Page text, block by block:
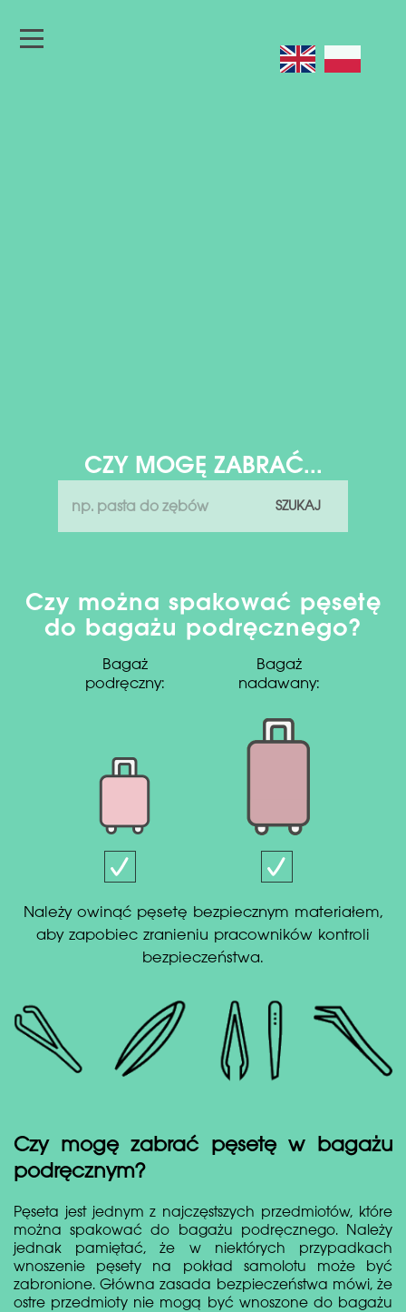
CZY MOGĘ ZABRAĆ...
SZUKAJ
Czy można spakować pęsetę
do bagażu podręcznego?
Bagaż
podręczny:
Bagaż
nadawany:
Należy owinąć pęsetę bezpiecznym materiałem,
aby zapobiec zranieniu pracowników kontroli
bezpieczeństwa.
Czy mogę zabrać pęsetę w bagażu
podręcznym?
Pęseta jest jednym z najczęstszych przedmiotów, które
można spakować do bagażu podręcznego. Należy
jednak pamiętać, że w niektórych przypadkach
wnoszenie pęsety na pokład samolotu może być
zabronione. Główna zasada bezpieczeństwa mówi, że
ostre przedmioty nie mogą być wnoszone do bagażu